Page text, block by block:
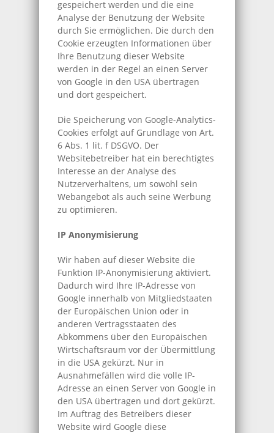
gespeichert werden und die eine
Analyse der Benutzung der Website
durch Sie ermöglichen. Die durch den
Cookie erzeugten Informationen über
Ihre Benutzung dieser Website
werden in der Regel an einen Server
von Google in den USA übertragen
und dort gespeichert.
Die Speicherung von Google-Analytics-
Cookies erfolgt auf Grundlage von Art.
6 Abs. 1 lit. f DSGVO. Der
Websitebetreiber hat ein berechtigtes
Interesse an der Analyse des
Nutzerverhaltens, um sowohl sein
Webangebot als auch seine Werbung
zu optimieren.
IP Anonymisierung
Wir haben auf dieser Website die
Funktion IP-Anonymisierung aktiviert.
Dadurch wird Ihre IP-Adresse von
Google innerhalb von Mitgliedstaaten
der Europäischen Union oder in
anderen Vertragsstaaten des
Abkommens über den Europäischen
Wirtschaftsraum vor der Übermittlung
in die USA gekürzt. Nur in
Ausnahmefällen wird die volle IP-
Adresse an einen Server von Google in
den USA übertragen und dort gekürzt.
Im Auftrag des Betreibers dieser
Website wird Google diese